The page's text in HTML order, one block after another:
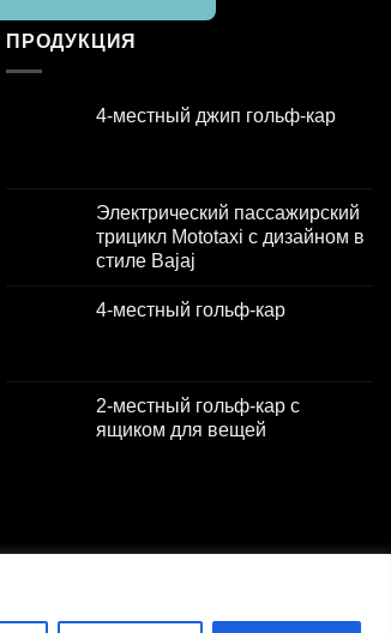
ПРОДУКЦИЯ
4-местный джип гольф-кар
$3,000.00.
Электрический пассажирский
трицикл Mototaxi с дизайном в
стиле Bajaj
цена
цена:
4-местный гольф-кар
$3,000.00.
2-местный гольф-кар с
ящиком для вещей